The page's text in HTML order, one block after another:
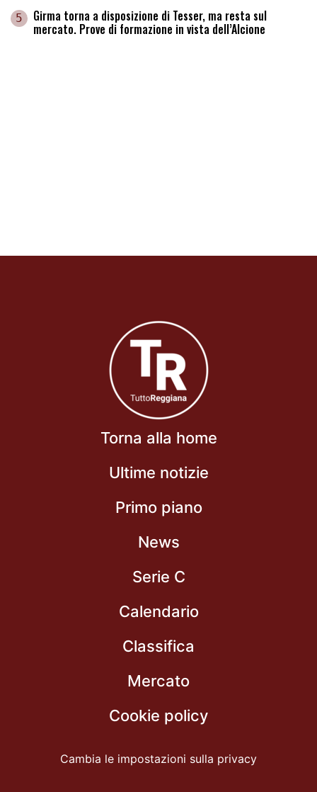
5 Girma torna a disposizione di Tesser, ma resta sul
mercato. Prove di formazione in vista dell’Alcione
Torna alla home
Ultime notizie
Primo piano
News
Serie C
Calendario
Classifica
Mercato
Cookie policy
Cambia le impostazioni sulla privacy